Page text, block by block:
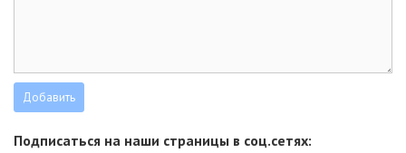
Подписаться на наши страницы в соц.сетях: